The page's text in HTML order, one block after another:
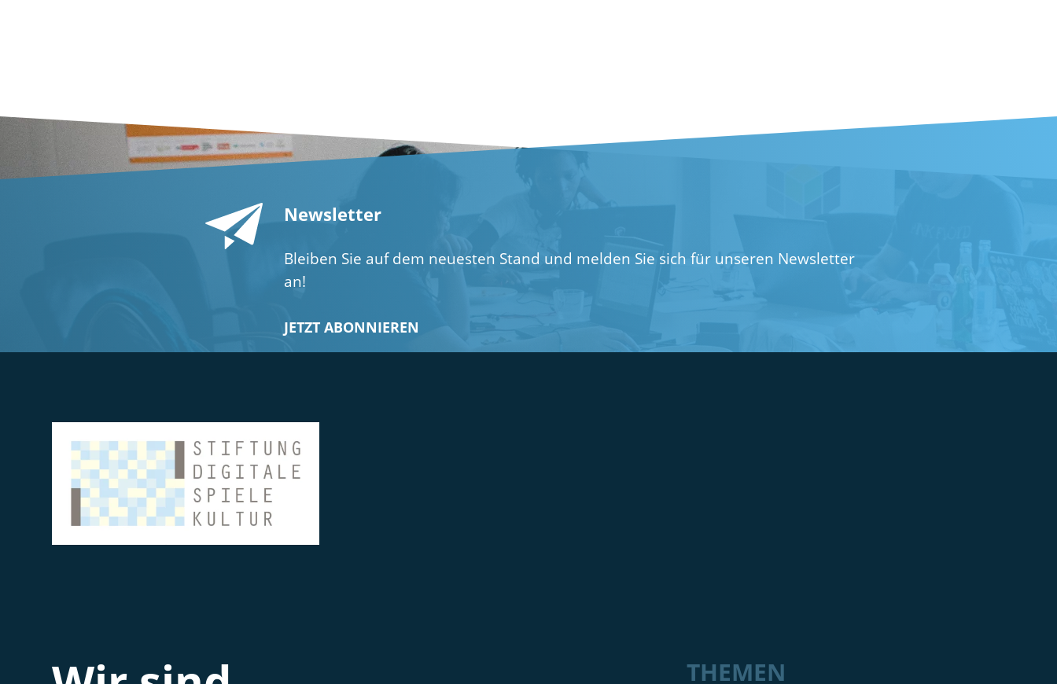
Newsletter
Bleiben Sie auf dem neuesten Stand und melden Sie sich für unseren Newsletter
an!
JETZT ABONNIEREN
THEMEN